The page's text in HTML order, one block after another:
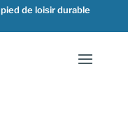
de loisir durable